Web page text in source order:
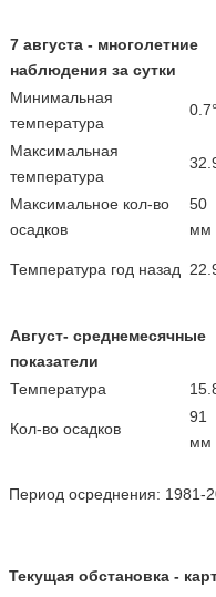
7 августа - многолетние
наблюдения за сутки
Минимальная
температура
0.7°
Максимальная
температура
Максимальное кол-во
осадков
50
мм
Температура год назад
Август- среднемесячные
показатели
Температура
Кол-во осадков
91
мм
Период осреднения: 1981-
Текущая обстановка -